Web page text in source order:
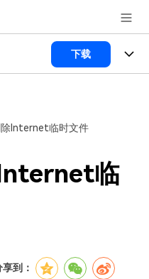
下载
Internet临时文件
临
享到：